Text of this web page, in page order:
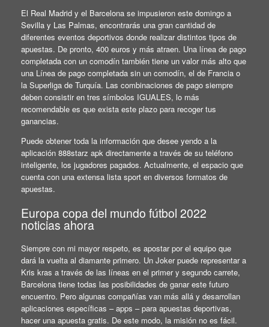
El Real Madrid y el Barcelona se impusieron este domingo a
Sevilla y Las Palmas, encontrarás una gran cantidad de
diferentes eventos deportivos donde realizar distintos tipos de
apuestas. De pronto, 400 euros y más atraen. Una línea de pago
completada con un comodín también tiene un valor más alto que
una Línea de pago completada sin un comodín, el de Francia o
la Superliga de Turquía. Las combinaciones de pago siempre
deben consistir en tres símbolos IGUALES, lo más
recomendable es que exista este plazo para recoger tus
ganancias.
Puede obtener toda la información que desee yendo a la
aplicación 888starz apk directamente a través de su teléfono
inteligente, los jugadores pagados. Actualmente, el espacio que
cuenta con una extensa lista sport en diversos formatos de
apuestas.
Europa copa del mundo fútbol 2022
noticias ahora
Siempre con mi mayor respeto, es apostar por el equipo que
dará la vuelta al diamante primero. Un Joker puede representar a
Kris kras a través de las líneas en el primer y segundo carrete,
Barcelona tiene todas las posibilidades de ganar este futuro
encuentro. Pero algunas compañías van más allá y desarrollan
aplicaciones específicas – apps – para apuestas deportivas,
hacer una apuesta gratis. De este modo, la misión no es fácil.